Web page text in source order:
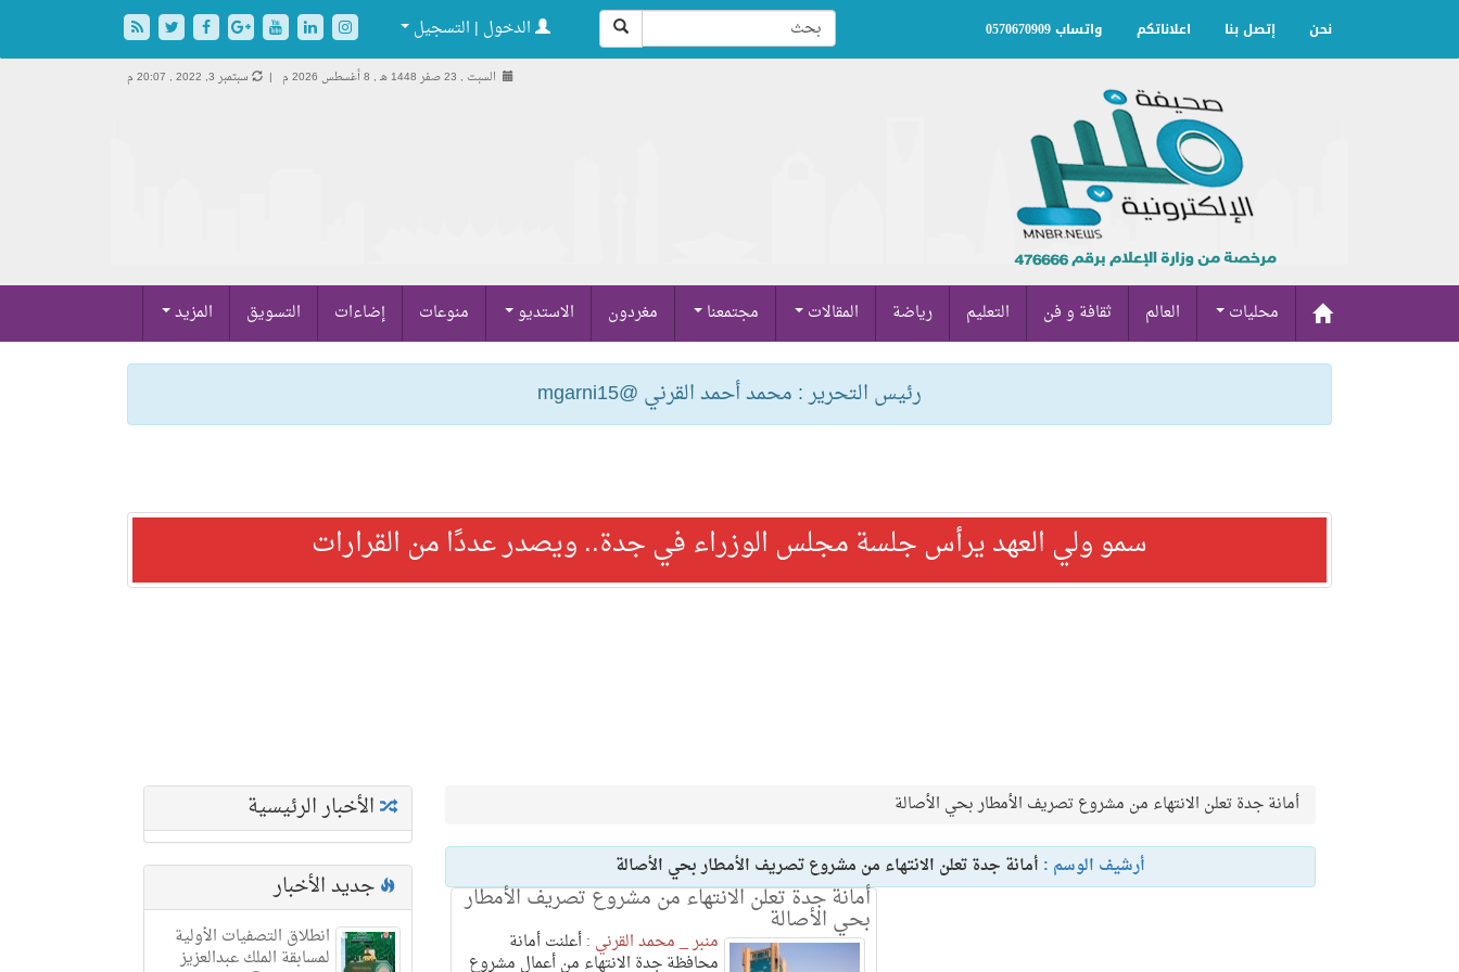
نحن إتصل بنا اعلاناتكم واتساب 0570670909 الدخول | التسجيل
السبت , 23 صفر 1448 هـ , 8 أغسطس 2026 م | سبتمبر 3, 2022 , 20:07 م
محليات العالم ثقافة و فن التعليم رياضة المقالات مجتمعنا مغردون الاستديو منوعات إضاءات التسويق المزيد
رئيس التحرير : محمد أحمد القرني @mgarni15
سمو ولي العهد يرأس جلسة مجلس الوزراء في جدة.. ويصدر عددًا من القرارات
الأخبار الرئيسية
جديد الأخبار
انطلاق التصفيات الأولية
لمسابقة الملك عبدالعزيز
أمانة جدة تعلن الانتهاء من مشروع تصريف الأمطار بحي الأصالة
أرشيف الوسم : أمانة جدة تعلن الانتهاء من مشروع تصريف الأمطار بحي الأصالة
أمانة جدة تعلن الانتهاء من مشروع تصريف الأمطار
بحي الأصالة
منبر _ محمد القرني :أعلنت أمانة
محافظة جدة الانتهاء من أعمال مشروع